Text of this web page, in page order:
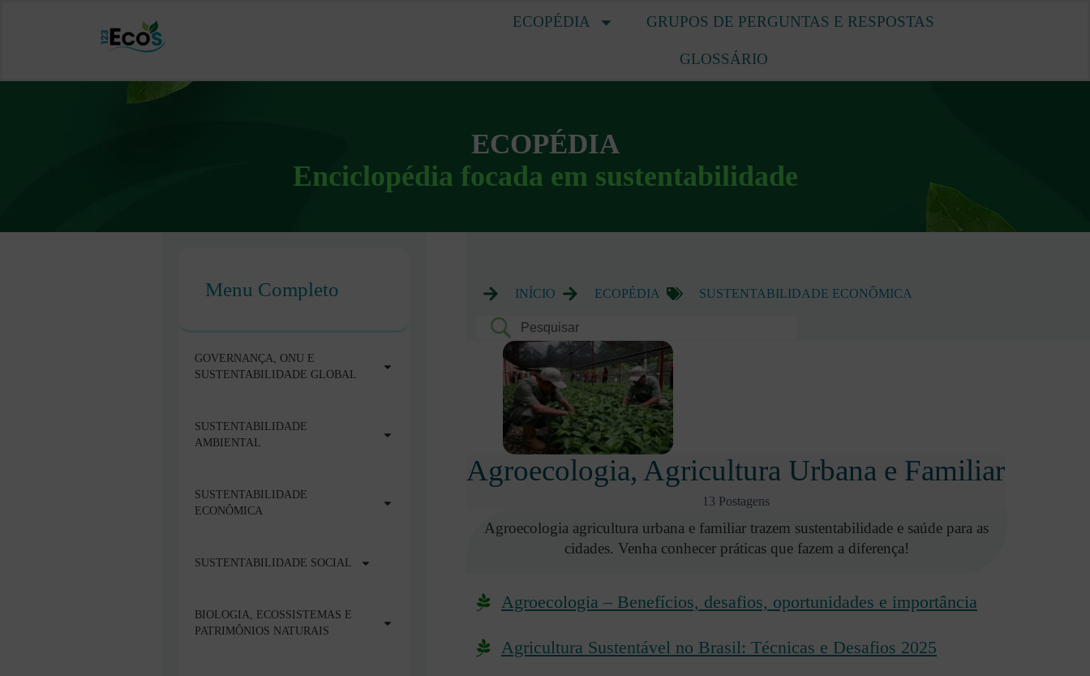
ECOPÉDIA GRUPOS DE PERGUNTAS E RESPOSTAS
GLOSSÁRIO
ECOPÉDIA
Enciclopédia focada em sustentabilidade
Menu Completo
GOVERNANÇA, ONU E
SUSTENTABILIDADE GLOBAL
SUSTENTABILIDADE
AMBIENTAL
SUSTENTABILIDADE
ECONÔMICA
SUSTENTABILIDADE SOCIAL
BIOLOGIA, ECOSSISTEMAS E
PATRIMÔNIOS NATURAIS
INÍCIO ECOPÉDIA SUSTENTABILIDADE ECONÔMICA
Agroecologia, Agricultura Urbana e Familiar
13 Postagens
Agroecologia agricultura urbana e familiar trazem sustentabilidade e saúde para as
cidades. Venha conhecer práticas que fazem a diferença!
Agroecologia – Benefícios, desafios, oportunidades e importância
Agricultura Sustentável no Brasil: Técnicas e Desafios 2025